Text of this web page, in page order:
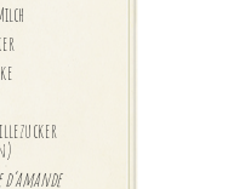
d’amande